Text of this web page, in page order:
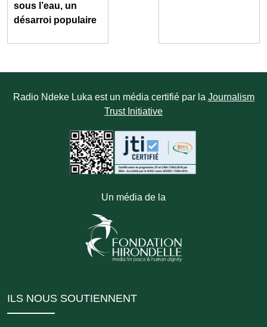
sous l’eau, un
désarroi populaire
Radio Ndeke Luka est un média certifié par la Journalism
Trust Initiative
Un média de la
ILS NOUS SOUTIENNENT